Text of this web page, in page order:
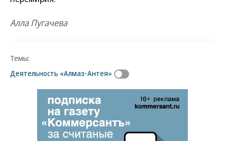
Алла Пугачева
Темы:
Деятельность «Алмаз-Антея»